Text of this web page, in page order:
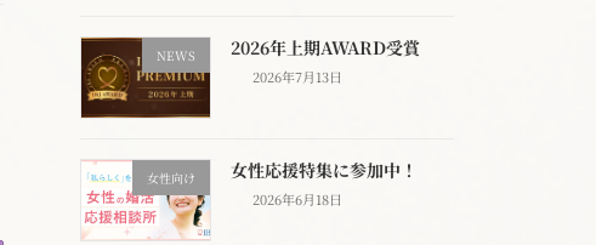
NEWS 2026年上期AWARD受賞
2026年7月13日
女性向け 女性応援特集に参加中！
2026年6月18日